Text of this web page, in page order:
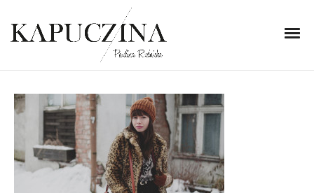
5 listopada 2013
IMG1990jp_xsrwwwq
Written by